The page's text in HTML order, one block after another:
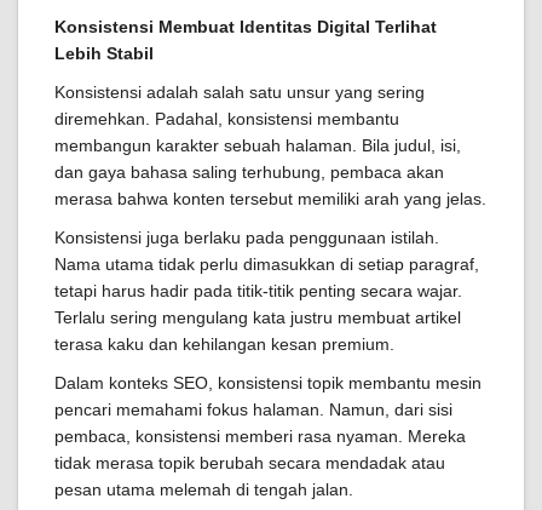
Konsistensi Membuat Identitas Digital Terlihat
Lebih Stabil
Konsistensi adalah salah satu unsur yang sering
diremehkan. Padahal, konsistensi membantu
membangun karakter sebuah halaman. Bila judul, isi,
dan gaya bahasa saling terhubung, pembaca akan
merasa bahwa konten tersebut memiliki arah yang jelas.
Konsistensi juga berlaku pada penggunaan istilah.
Nama utama tidak perlu dimasukkan di setiap paragraf,
tetapi harus hadir pada titik-titik penting secara wajar.
Terlalu sering mengulang kata justru membuat artikel
terasa kaku dan kehilangan kesan premium.
Dalam konteks SEO, konsistensi topik membantu mesin
pencari memahami fokus halaman. Namun, dari sisi
pembaca, konsistensi memberi rasa nyaman. Mereka
tidak merasa topik berubah secara mendadak atau
pesan utama melemah di tengah jalan.